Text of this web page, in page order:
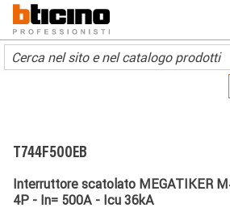
Skip to main content
Main navigation
T744F500EB
Interruttore scatolato MEGATIKER
4P - In= 500A - Icu 36kA